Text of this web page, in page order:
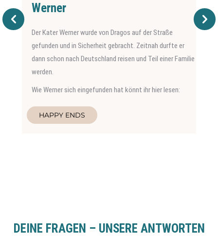
Werner
Der Kater Werner wurde von Dragos auf der Straße
gefunden und in Sicherheit gebracht. Zeitnah durfte er
dann schon nach Deutschland reisen und Teil einer Familie
werden.
Wie Werner sich eingefunden hat könnt ihr hier lesen:
HAPPY ENDS
DEINE FRAGEN – UNSERE ANTWORTEN